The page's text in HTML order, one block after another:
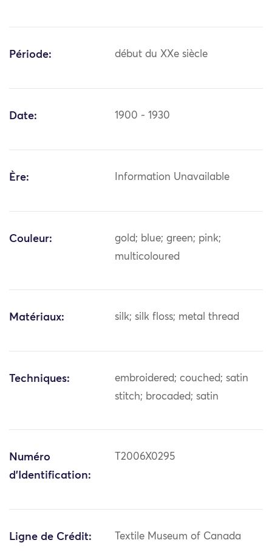
Période: début du XXe siècle
Date: 1900 - 1930
Ère: Information Unavailable
Couleur:
gold; blue; green; pink;
multicoloured
Matériaux: silk; silk floss; metal thread
Techniques:
embroidered; couched; satin
stitch; brocaded; satin
Numéro
d'Identification:
T2006X0295
Ligne de Crédit: Textile Museum of Canada